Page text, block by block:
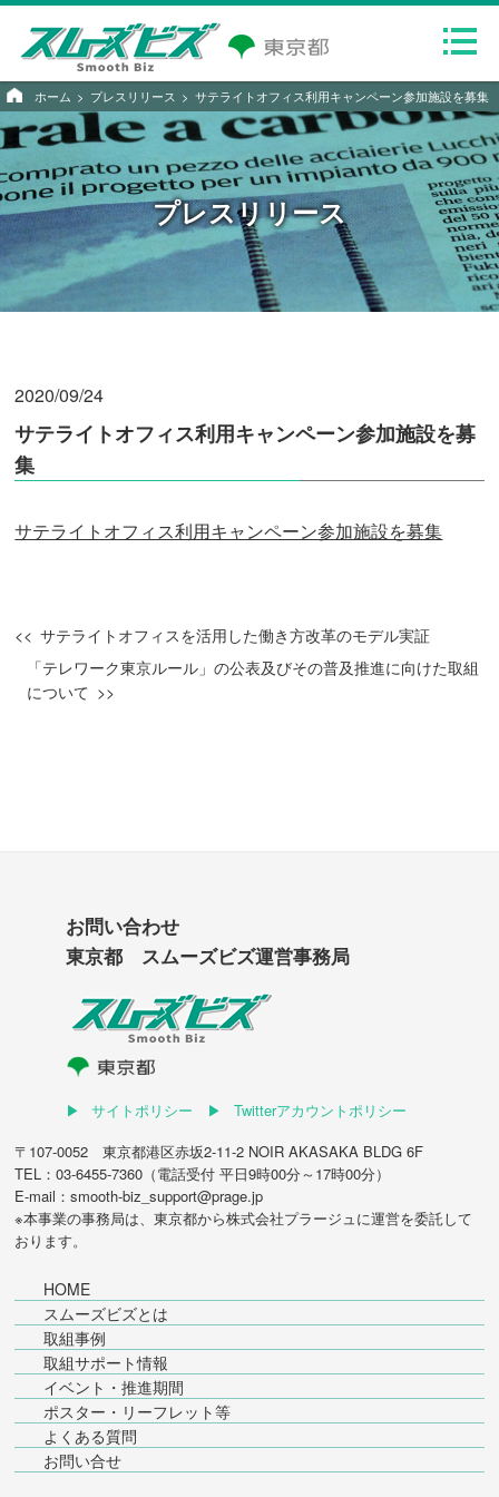
ホーム プレスリリース サテライトオフィス利用キャンペーン参加施設を募集
プレスリリース
2020/09/24
サテライトオフィス利用キャンペーン参加施設を募
集
サテライトオフィス利用キャンペーン参加施設を募集
サテライトオフィスを活用した働き方改革のモデル実証
「テレワーク東京ルール」の公表及びその普及推進に向けた取組
について
お問い合わせ
東京都 スムーズビズ運営事務局
サイトポリシー
Twitterアカウントポリシー
〒107-0052 東京都港区赤坂2-11-2 NOIR AKASAKA BLDG 6F
TEL：03-6455-7360（電話受付 平日9時00分～17時00分）
E-mail：smooth-biz_support@prage.jp
※本事業の事務局は、東京都から株式会社プラージュに運営を委託して
おります。
HOME
スムーズビズとは
取組事例
取組サポート情報
イベント・推進期間
ポスター・リーフレット等
よくある質問
お問い合せ